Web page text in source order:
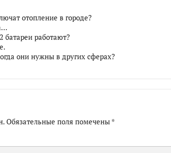
отопление в городе?
батареи работают?
они нужны в других сферах?
Обязательные поля помечены *